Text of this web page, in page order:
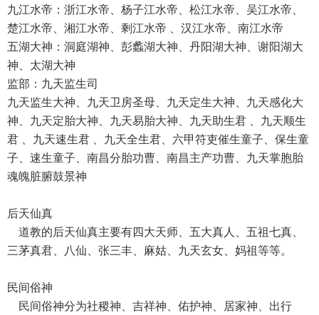
九江水帝：浙江水帝、杨子江水帝、松江水帝、吴江水帝、
楚江水帝、湘江水帝、剩江水帝 、汉江水帝、南江水帝
五湖大神：洞庭湖神、彭蠡湖大神、丹阳湖大神、谢阳湖大
神、太湖大神
监部：九天监生司
九天监生大神、九天卫房圣母、九天定生大神、九天感化大
神、九天定胎大神、九天易胎大神、九天助生君 、九天顺生
君 、九天速生君 、九天全生君、六甲符吏催生童子、保生童
子、速生童子、南昌分胎功曹、南昌主产功曹、九天掌胞胎
魂魄脏腑鼓景神
后天仙真
道教的后天仙真主要有四大天师、五大真人、五祖七真、
三茅真君、八仙、张三丰、麻姑、九天玄女、妈祖等等。
民间俗神
民间俗神分为社稷神、吉祥神、佑护神、居家神、出行